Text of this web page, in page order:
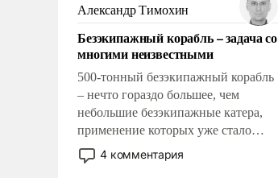
казалось, что эти вопросы решены
раз и навсегда, но – нет, не решены.
Александр Тимохин
Безэкипажный корабль – задача со
многими неизвестными
500-тонный безэкипажный корабль
– нечто гораздо большее, чем
небольшие безэкипажные катера,
применение которых уже стало
обыденностью. Задача по созданию
такого корабля очень сложна и
4 комментария